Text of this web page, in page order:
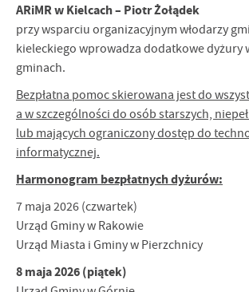
ARiMR w Kielcach – Piotr Żołądek
przy wsparciu organizacyjnym włodarzy
kieleckiego wprowadza dodatkowe dyżury
gminach.
Bezpłatna pomoc skierowana jest do
a w szczególności do osób starszych,
lub mających ograniczony dostęp do
informatycznej.
Harmonogram bezpłatnych dyżurów:
7 maja 2026 (czwartek)
Urząd Gminy w Rakowie
Urząd Miasta i Gminy w Pierzchnicy
8 maja 2026 (piątek)